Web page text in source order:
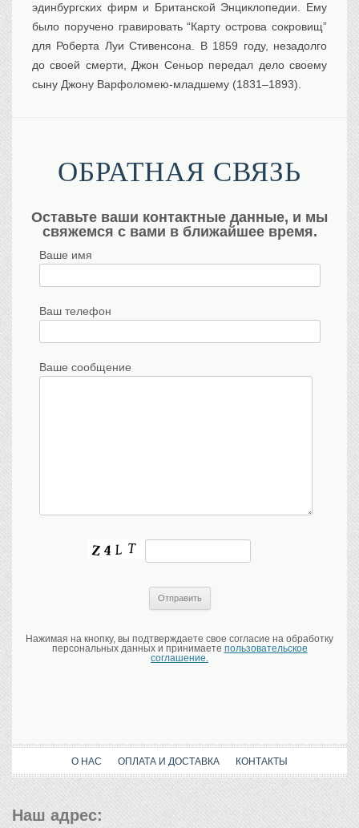
эдинбургских фирм и Британской Энциклопедии. Ему
было поручено гравировать “Карту острова сокровищ”
для Роберта Луи Стивенсона. В 1859 году, незадолго
до своей смерти, Джон Сеньор передал дело своему
сыну Джону Варфоломею-младшему (1831–1893).
ОБРАТНАЯ СВЯЗЬ
Оставьте ваши контактные данные, и мы
свяжемся с вами в ближайшее время.
Ваше имя
Ваш телефон
Ваше сообщение
Нажимая на кнопку, вы подтверждаете свое согласие на обработку
персональных данных и принимаете пользовательское
соглашение.
О НАС ОПЛАТА И ДОСТАВКА КОНТАКТЫ
Наш адрес: